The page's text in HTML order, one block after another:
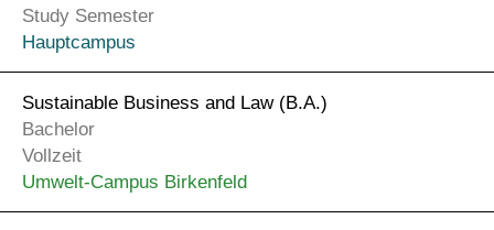
Study Semester
Hauptcampus
Sustainable Business and Law (B.A.)
Bachelor
Vollzeit
Umwelt-Campus Birkenfeld